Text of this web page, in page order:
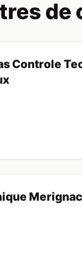
de
Controle
Merignac